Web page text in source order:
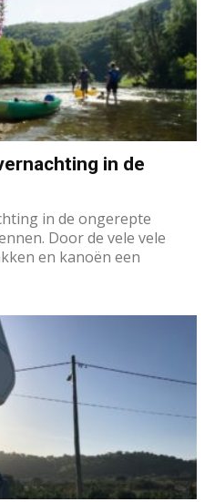
in de
in de ongerepte
Door de vele vele
en kanoën een